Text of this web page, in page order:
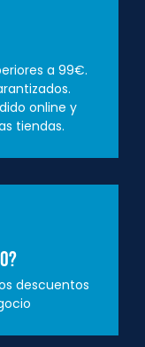
a 99€.
online y
tiendas.
descuentos